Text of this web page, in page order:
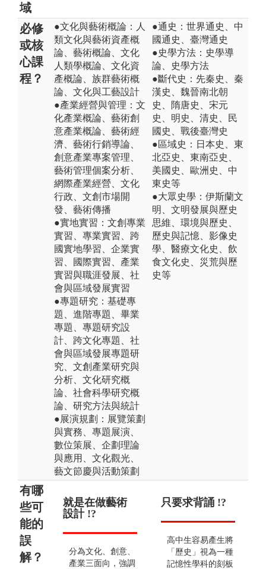
域
必修
或核
心課
程？
●文化與藝術概論：人
類文化與藝術資產概
論、藝術概論、文化
人類學概論、文化資
產概論、族群藝術概
論、文化與工藝設計
●產業經營與管理：文
化產業概論、藝術創
意產業概論、藝術經
濟、藝術行銷導論、
創意產業專案管理、
藝術管理個案分析、
網際產業經營、文化
行政、文創市場開
發、藝術傳播
●實地實習：文創專業
實習、專業實習、跨
國實地學習、企業實
習、國際實習、產業
實習與職涯發展、社
會與區域發展實習
●專題研究：基礎專
題、進階專題、畢業
專題、專題研究設
計、跨文化專題、社
會與區域發展專題研
究、文創產業研究與
分析、文化研究概
論、社會科學研究概
論、研究方法與統計
●展演規劃：展覽策劃
與實務、專題展演、
數位策展、企劃理論
與應用、文化觀光、
藝文節慶與活動策劃
●通史：世界通史、中
國通史、臺灣通史
●史學方法：史學導
論、史學方法
●斷代史：先秦史、秦
漢史、魏晉南北朝
史、隋唐史、宋元
史、明史、清史、民
國史、戰後臺灣史
●區域史：日本史、東
北亞史、東南亞史、
美國史、歐洲史、中
東史等
●大眾史學：伊斯蘭文
明、文明發展與歷史
思維、環境與歷史、
歷史與記憶、影像史
學、醫療文化史、飲
食文化史、災荒與歷
史等
有哪
些可
能的
誤
解？
就是在做藝術
設計 !?
分為文化、創意、
產業三面向，強調
學習保存過時
強調將文化資產的
創意轉化，創造新
只要求背誦 !?
高中生容易產生將
「歷史」視為一種
記憶性學科的刻板